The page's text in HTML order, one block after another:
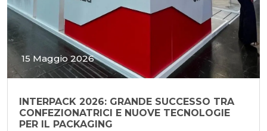
15 Maggio 2026
INTERPACK 2026: GRANDE SUCCESSO TRA
CONFEZIONATRICI E NUOVE TECNOLOGIE
PER IL PACKAGING